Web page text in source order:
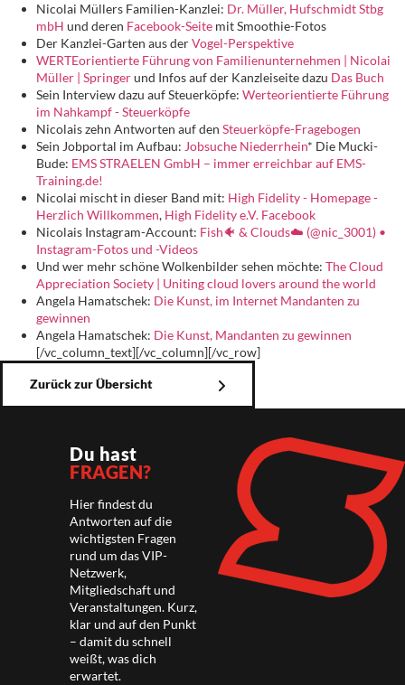
Nicolai Müllers Familien-Kanzlei: Dr. Müller, Hufschmidt Stbg
mbH und deren Facebook-Seite mit Smoothie-Fotos
Der Kanzlei-Garten aus derVogel-Perspektive
WERTEorientierte Führung von Familienunternehmen | Nicolai
Müller | Springerund Infos auf der Kanzleiseite dazu Das Buch
Sein Interview dazu auf Steuerköpfe: Werteorientierte Führung
im Nahkampf - Steuerköpfe
Nicolais zehn Antworten auf den Steuerköpfe-Fragebogen
Sein Jobportal im Aufbau: Jobsuche Niederrhein* Die Mucki-
Bude: EMS STRAELEN GmbH – immer erreichbar auf EMS-
Training.de!
Nicolai mischt in dieser Band mit: High Fidelity - Homepage -
Herzlich Willkommen, High Fidelity e.V. Facebook
Nicolais Instagram-Account: Fish🐠 & Clouds☁️ (@nic_3001) •
Instagram-Fotos und -Videos
Und wer mehr schöne Wolkenbilder sehen möchte: The Cloud
Appreciation Society | Uniting cloud lovers around the world
Angela Hamatschek: Die Kunst, im Internet Mandanten zu
gewinnen
Angela Hamatschek: Die Kunst, Mandanten zu gewinnen
[/vc_column_text][/vc_column][/vc_row]
Zurück zur Übersicht
Du hast
FRAGEN?
Hier findest du
Antworten auf die
wichtigsten Fragen
rund um das VIP-
Netzwerk,
Mitgliedschaft und
Veranstaltungen. Kurz,
klar und auf den Punkt
– damit du schnell
weißt, was dich
erwartet.